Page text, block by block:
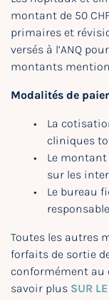
montant de 50
primaires et
versés à l’ANQ
montants
Modalités de
La
cliniques
Le
sur les
Le bureau
Toutes les autres
forfaits de sortie
conformément au
savoir plus SUR